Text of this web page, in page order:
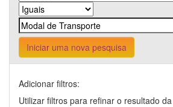
Iniciar uma nova pesquisa
Adicionar filtros:
Utilizar filtros para refinar o resultado